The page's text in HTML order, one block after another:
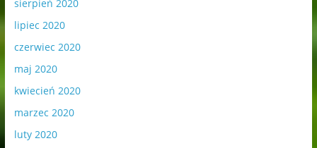
sierpień 2020
lipiec 2020
czerwiec 2020
maj 2020
kwiecień 2020
marzec 2020
luty 2020